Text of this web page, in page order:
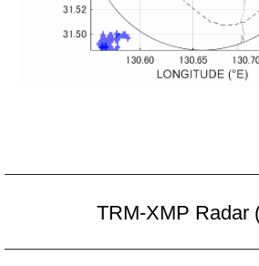
TRM-XMP Radar